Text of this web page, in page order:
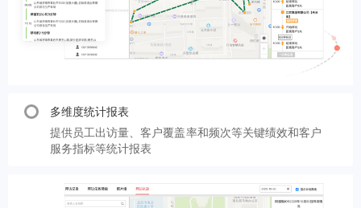
多维度统计报表
提供员工出访量、客户覆盖率和频次等关键绩效和客户
服务指标等统计报表